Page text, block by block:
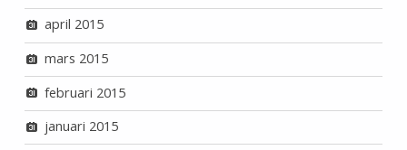
april 2015
mars 2015
februari 2015
januari 2015